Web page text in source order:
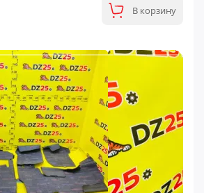
В корзину